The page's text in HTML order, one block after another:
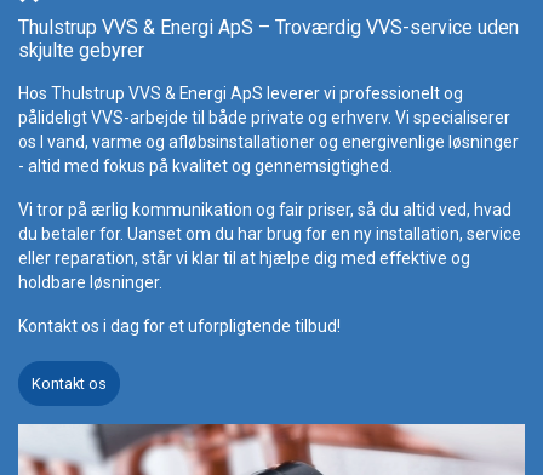
Thulstrup VVS & Energi ApS – Troværdig VVS-service uden
skjulte gebyrer
Hos Thulstrup VVS & Energi ApS leverer vi professionelt og
pålideligt VVS-arbejde til både private og erhverv. Vi specialiserer
os I vand, varme og afløbsinstallationer og energivenlige løsninger
- altid med fokus på kvalitet og gennemsigtighed.
Vi tror på ærlig kommunikation og fair priser, så du altid ved, hvad
du betaler for. Uanset om du har brug for en ny installation, service
eller reparation, står vi klar til at hjælpe dig med effektive og
holdbare løsninger.
Kontakt os i dag for et uforpligtende tilbud!
Kontakt os